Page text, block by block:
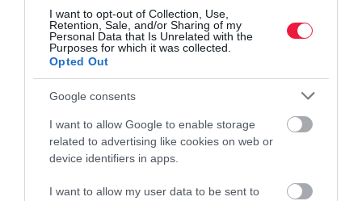
I want to opt-out of Collection, Use,
Retention, Sale, and/or Sharing of my
Personal Data that Is Unrelated with the
Purposes for which it was collected.
Opted Out
Google consents
I want to allow Google to enable storage
related to advertising like cookies on web or
device identifiers in apps.
I want to allow my user data to be sent to
Dobd el a bankkártyádat! Itt az új fizetési
megoldás!
bankkártya pénzügyek